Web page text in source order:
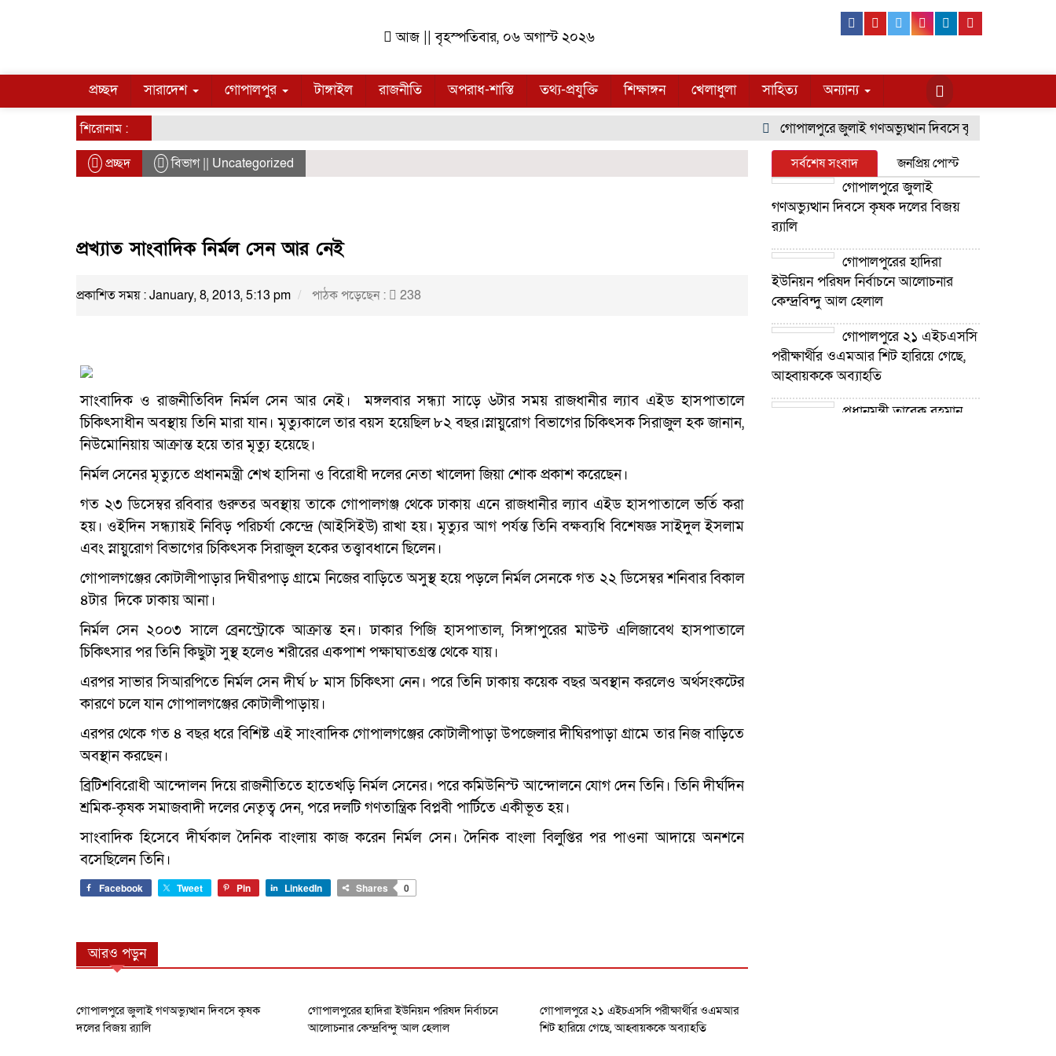
আজ || বৃহস্পতিবার, ০৬ অগাস্ট ২০২৬
Facebook
YoutubeTwitterInstagram
Linkedin
প্রচ্ছদ সারাদেশ গোপালপুর টাঙ্গাইল রাজনীতি অপরাধ-শাস্তি তথ্য-প্রযুক্তি শিক্ষাঙ্গন খেলাধুলা সাহিত্য অন্যান্য
শিরোনাম : গোপালপুরে জুলাই গণঅভ্যুত্থান দিবসে কৃষক দলের বিজয়
প্রচ্ছদ বিভাগ || Uncategorized
প্রখ্যাত সাংবাদিক নির্মল সেন আর নেই
প্রকাশিত সময় : January, 8, 2013, 5:13 pm পাঠক পড়েছেন : 238
সাংবাদিক ও রাজনীতিবিদ নির্মল সেন আর নেই। মঙ্গলবার সন্ধ্যা সাড়ে ৬টার সময় রাজধানীর ল্যাব এইড হাসপাতালে
চিকিৎসাধীন অবস্থায় তিনি মারা যান। মৃত্যুকালে তার বয়স হয়েছিল ৮২ বছর।স্নায়ুরোগ বিভাগের চিকিৎসক সিরাজুল হক জানান,
নিউমোনিয়ায় আক্রান্ত হয়ে তার মৃত্যু হয়েছে।
নির্মল সেনের মৃত্যুতে প্রধানমন্ত্রী শেখ হাসিনা ও বিরোধী দলের নেতা খালেদা জিয়া শোক প্রকাশ করেছেন।
গত ২৩ ডিসেম্বর রবিবার গুরুতর অবস্থায় তাকে গোপালগঞ্জ থেকে ঢাকায় এনে রাজধানীর ল্যাব এইড হাসপাতালে ভর্তি করা
হয়। ওইদিন সন্ধ্যায়ই নিবিড় পরিচর্যা কেন্দ্রে (আইসিইউ) রাখা হয়। মৃত্যুর আগ পর্যন্ত তিনি বক্ষব্যধি বিশেষজ্ঞ সাইদুল ইসলাম
এবং স্নায়ুরোগ বিভাগের চিকিৎসক সিরাজুল হকের তত্ত্বাবধানে ছিলেন।
গোপালগঞ্জের কোটালীপাড়ার দিঘীরপাড় গ্রামে নিজের বাড়িতে অসুস্থ হয়ে পড়লে নির্মল সেনকে গত ২২ ডিসেম্বর শনিবার বিকাল
৪টার দিকে ঢাকায় আনা।
নির্মল সেন ২০০৩ সালে ব্রেনস্ট্রোকে আক্রান্ত হন। ঢাকার পিজি হাসপাতাল, সিঙ্গাপুরের মাউন্ট এলিজাবেথ হাসপাতালে
চিকিৎসার পর তিনি কিছুটা সুস্থ হলেও শরীরের একপাশ পক্ষাঘাতগ্রস্ত থেকে যায়।
এরপর সাভার সিআরপিতে নির্মল সেন দীর্ঘ ৮ মাস চিকিৎসা নেন। পরে তিনি ঢাকায় কয়েক বছর অবস্থান করলেও অর্থসংকটের
কারণে চলে যান গোপালগঞ্জের কোটালীপাড়ায়।
এরপর থেকে গত ৪ বছর ধরে বিশিষ্ট এই সাংবাদিক গোপালগঞ্জের কোটালীপাড়া উপজেলার দীঘিরপাড়া গ্রামে তার নিজ বাড়িতে
অবস্থান করছেন।
ব্রিটিশবিরোধী আন্দোলন দিয়ে রাজনীতিতে হাতেখড়ি নির্মল সেনের। পরে কমিউনিস্ট আন্দোলনে যোগ দেন তিনি। তিনি দীর্ঘদিন
শ্রমিক-কৃষক সমাজবাদী দলের নেতৃত্ব দেন, পরে দলটি গণতান্ত্রিক বিপ্লবী পার্টিতে একীভূত হয়।
সাংবাদিক হিসেবে দীর্ঘকাল দৈনিক বাংলায় কাজ করেন নির্মল সেন। দৈনিক বাংলা বিলুপ্তির পর পাওনা আদায়ে অনশনে
বসেছিলেন তিনি।
Facebook Tweet Pin LinkedIn Shares 0
আরও পড়ুন
গোপালপুরে জুলাই গণঅভ্যুত্থান দিবসে কৃষক
দলের বিজয় র‍্যালি
গোপালপুরের হাদিরা ইউনিয়ন পরিষদ নির্বাচনে
আলোচনার কেন্দ্রবিন্দু আল হেলাল
গোপালপুরে ২১ এইচএসসি পরীক্ষার্থীর ওএমআর
শিট হারিয়ে গেছে, আহ্বায়ককে অব্যাহতি
সর্বশেষ সংবাদ জনপ্রিয় পোস্ট
গোপালপুরে জুলাই
গণঅভ্যুত্থান দিবসে কৃষক দলের বিজয়
র‍্যালি
গোপালপুরের হাদিরা
ইউনিয়ন পরিষদ নির্বাচনে আলোচনার
কেন্দ্রবিন্দু আল হেলাল
গোপালপুরে ২১ এইচএসসি
পরীক্ষার্থীর ওএমআর শিট হারিয়ে গেছে,
আহ্বায়ককে অব্যাহতি
প্রধানমন্ত্রী তারেক রহমান